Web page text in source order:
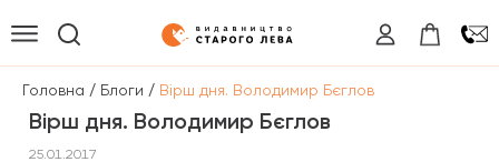
Головна / Блоги / Вірш дня. Володимир Бєглов
Вірш дня. Володимир Бєглов
25.01.2017